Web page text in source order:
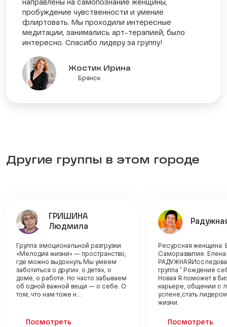
направлены на самопознание женщины,
пробуждение чувственности и умение
флиртовать. Мы проходили интересные
медитации, занимались арт-терапией, было
интересно. Спасибо лидеру за группу!
Жостик Ирина
Брянск
Другие группы в этом городе
ГРИШИНА
Людмила
Группа эмоциональной разгрузки
«Мелодия жизни» — пространство,
где можно выдохнуть.Мы умеем
заботиться о других: о детях, о
доме, о работе. Но часто забываем
об одной важной вещи — о себе. О
том, что нам тоже н...
Посмотреть
Ресурсная женщина:
Саморазвитие. Елена
группа " Рождение
Новая Я поможет в
карьере, общении с
успехе,стать
жизни.
Посмотреть